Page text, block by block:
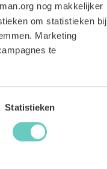
nog makkelijker
om statistieken bij
Marketing
te
Statistieken